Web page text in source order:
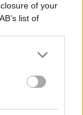
of your
list of
third parties